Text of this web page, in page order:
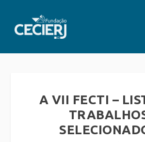
A VII FECTI –